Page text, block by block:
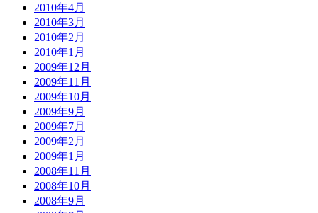
2010年4月
2010年3月
2010年2月
2010年1月
2009年12月
2009年11月
2009年10月
2009年9月
2009年7月
2009年2月
2009年1月
2008年11月
2008年10月
2008年9月